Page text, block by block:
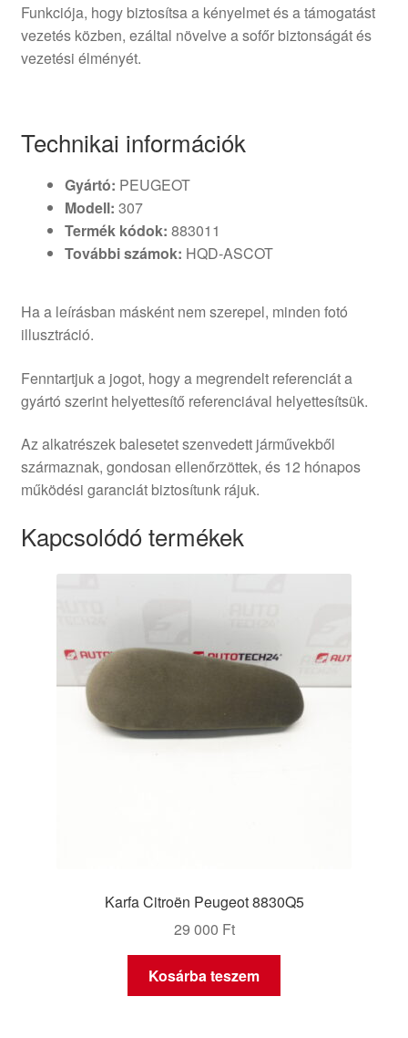
Funkciója, hogy biztosítsa a kényelmet és a támogatást
vezetés közben, ezáltal növelve a sofőr biztonságát és
vezetési élményét.
Technikai információk
Gyártó: PEUGEOT
Modell: 307
Termék kódok: 883011
További számok: HQD-ASCOT
Ha a leírásban másként nem szerepel, minden fotó
illusztráció.
Fenntartjuk a jogot, hogy a megrendelt referenciát a
gyártó szerint helyettesítő referenciával helyettesítsük.
Az alkatrészek balesetet szenvedett járművekből
származnak, gondosan ellenőrzöttek, és 12 hónapos
működési garanciát biztosítunk rájuk.
Kapcsolódó termékek
Karfa Citroën Peugeot 8830Q5
29 000 Ft
Kosárba teszem